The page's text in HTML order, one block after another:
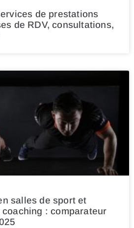
de prestations
de RDV, consultations,
salles de sport et
: comparateur